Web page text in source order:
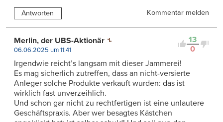
Antworten Kommentar melden
13
0
Merlin, der UBS-Aktionär
06.06.2025 um 11:41
Irgendwie reicht’s langsam mit dieser Jammerei!
Es mag sicherlich zutreffen, dass an nicht-versierte
Anleger solche Produkte verkauft wurden: das ist
wirklich fast unverzeihlich.
Und schon gar nicht zu rechtfertigen ist eine unlautere
Geschäftspraxis. Aber wer besagtes Kästchen